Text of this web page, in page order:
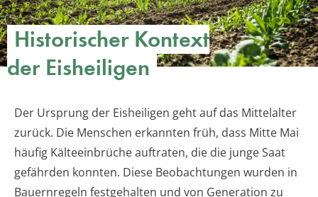
Historischer Kontext
der Eisheiligen
Der Ursprung der Eisheiligen geht auf das Mittelalter
zurück. Die Menschen erkannten früh, dass Mitte Mai
häufig Kälteeinbrüche auftraten, die die junge Saat
gefährden konnten. Diese Beobachtungen wurden in
Bauernregeln festgehalten und von Generation zu